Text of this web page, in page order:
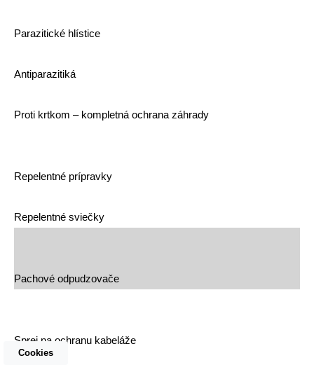
Parazitické hlístice
Antiparazitiká
Proti krtkom – kompletná ochrana záhrady
Repelentné prípravky
Repelentné sviečky
Pachové odpudzovače
Sprej na ochranu kabeláže
Cookies